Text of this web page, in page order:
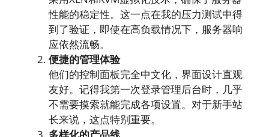
性能的稳定性。这一点在我的压力测试中得
到了验证，即使在高负载情况下，服务器响
应依然流畅。
便捷的管理体验
他们的控制面板完全中文化，界面设计直观
友好。记得我第一次登录管理后台时，几乎
不需要摸索就能完成各项设置。对于新手站
长来说，这点特别重要。